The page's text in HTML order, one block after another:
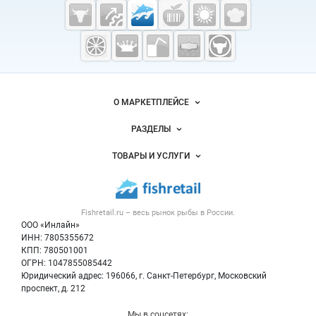
Cсылки на полезные проекты
Fishretail.ru —
рыба,
морепродукты
Важные разделы и контакты
Fishretail.ru – весь рынок рыбы в России.
ООО «Инлайн»
ИНН: 7805355672
КПП: 780501001
ОГРН: 1047855085442
Юридический адрес: 196066, г. Санкт-Петербург, Московский
проспект, д. 212
Навигация по сайтуО МАРКЕТПЛЕЙСЕ
Новости Fishretail.ru
Размещение рекламы
Публичная оферта
Контактная информация
Политика обработки персональных данных
РАЗДЕЛЫ
Объявления
Новости рынка
Блог
ТОВАРЫ И УСЛУГИ
Рыба
Икра